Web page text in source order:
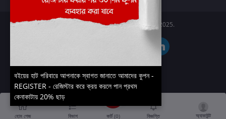
Boier Haat™ | © All rights reserved 2025.
হোম পেজ বিভাগ কার্ট (0) বিজ্ঞপ্তি অ্যাকাউন্ট
বইয়ের হাট পরিবারে আপনাকে স্বাগত জানাতে আমাদের কুপন -
REGISTER - রেজিস্টার করে ক্রয় করলে পান প্রথম
কেনাকাটায় 20% ছাড়